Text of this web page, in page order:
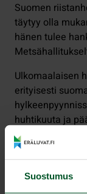
Suostumus
Suomen
täytyy olla
hänen tulee
Ulkomaalaisen
erityisesti
huhtikuuta ja
Ennen